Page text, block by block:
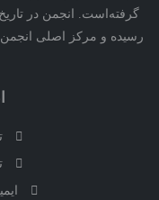
و مرکز اصلی انجمن در
تلفن:
تلفن:
ایمیل: